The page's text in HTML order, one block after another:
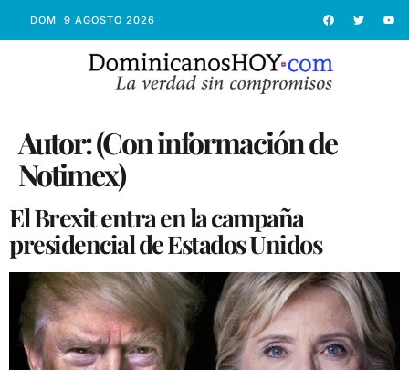
DOM, 9 AGOSTO 2026
Autor:(Con información de
Notimex)
El Brexit entra en la campaña
presidencial de Estados Unidos